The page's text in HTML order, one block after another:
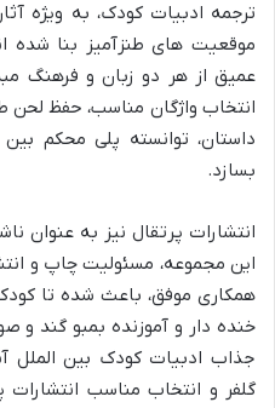
ترجمه ادبیات کودک، به ویژه
موقعیت های طنزآمیز بنا شده
عمیق از هر دو زبان و فرهنگ
انتخاب واژگان مناسب، حفظ لحن
داستان، توانسته پلی محکم
بسازد.
انتشارات پرتقال نیز به عنوان
این مجموعه، مسئولیت چاپ و
همکاری موفق، باعث شده تا
خنده دار و آموزنده بمبو گند و
جذاب ادبیات کودک بین الملل
گلفر و انتخاب مناسب